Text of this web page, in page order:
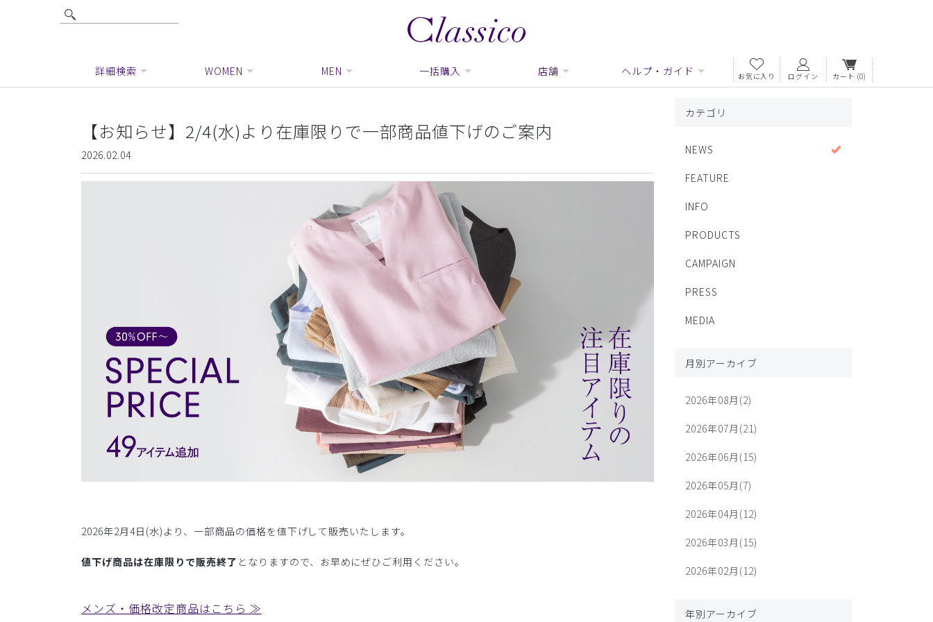
詳細検索 WOMEN MEN 一括購入 店舗 ヘルプ・ガイド お気に入り ログイン カート (0)
【お知らせ】2/4(水)より在庫限りで一部商品値下げのご案内
2026.02.04
2026年2月4日(水)より、一部商品の価格を値下げして販売いたします。
値下げ商品は在庫限りで販売終了 となりますので、お早めにぜひご利用ください。
メンズ・価格改定商品はこちら ≫
カテゴリ
NEWS
FEATURE
INFO
PRODUCTS
CAMPAIGN
PRESS
MEDIA
月別アーカイブ
2026年08月(2)
2026年07月(21)
2026年06月(15)
2026年05月(7)
2026年04月(12)
2026年03月(15)
2026年02月(12)
年別アーカイブ